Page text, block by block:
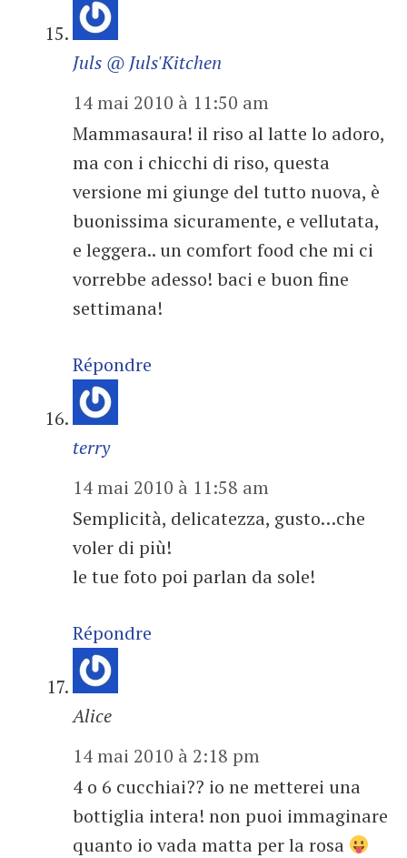
Juls @ Juls'Kitchen
14 mai 2010 à 11:50 am
Mammasaura! il riso al latte lo adoro,
ma con i chicchi di riso, questa
versione mi giunge del tutto nuova, è
buonissima sicuramente, e vellutata,
e leggera.. un comfort food che mi ci
vorrebbe adesso! baci e buon fine
settimana!
Répondre
terry
14 mai 2010 à 11:58 am
Semplicità, delicatezza, gusto…che
voler di più!
le tue foto poi parlan da sole!
Répondre
Alice
14 mai 2010 à 2:18 pm
4 o 6 cucchiai?? io ne metterei una
bottiglia intera! non puoi immaginare
quanto io vada matta per la rosa